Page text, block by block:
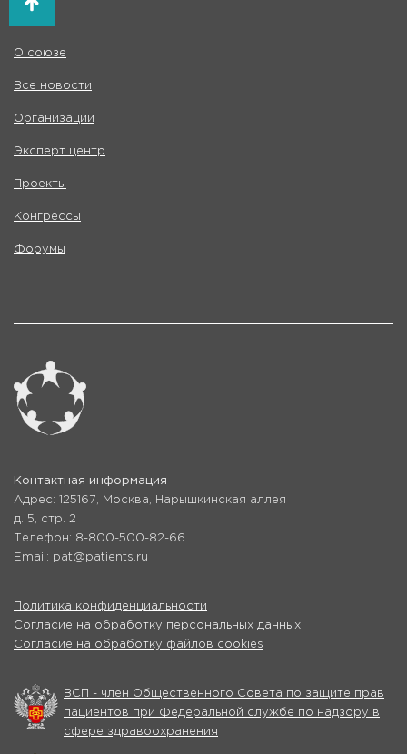
О союзе
Все новости
Организации
Эксперт центр
Проекты
Конгрессы
Форумы
Контактная информация
Адрес: 125167, Москва, Нарышкинская аллея
д. 5, стр. 2
Телефон: 8-800-500-82-66
Email: pat@patients.ru
Политика конфиденциальности
Согласие на обработку персональных данных
Согласие на обработку файлов cookies
ВСП - член Общественного Совета по защите прав
пациентов при Федеральной службе по надзору в
сфере здравоохранения